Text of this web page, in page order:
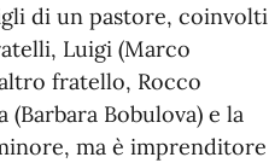
di un pastore, coinvolti
Luigi (Marco
fratello, Rocco
Bobulova) e la
ma è imprenditore